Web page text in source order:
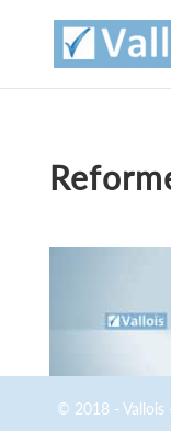
© 2018 - Vallois